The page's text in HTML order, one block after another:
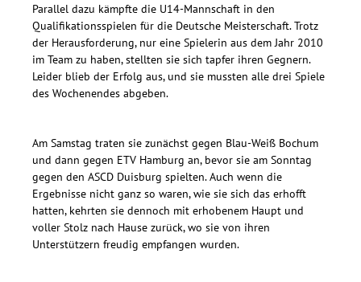
Parallel dazu kämpfte die U14-Mannschaft in den
Qualifikationsspielen für die Deutsche Meisterschaft. Trotz
der Herausforderung, nur eine Spielerin aus dem Jahr 2010
im Team zu haben, stellten sie sich tapfer ihren Gegnern.
Leider blieb der Erfolg aus, und sie mussten alle drei Spiele
des Wochenendes abgeben.
Am Samstag traten sie zunächst gegen Blau-Weiß Bochum
und dann gegen ETV Hamburg an, bevor sie am Sonntag
gegen den ASCD Duisburg spielten. Auch wenn die
Ergebnisse nicht ganz so waren, wie sie sich das erhofft
hatten, kehrten sie dennoch mit erhobenem Haupt und
voller Stolz nach Hause zurück, wo sie von ihren
Unterstützern freudig empfangen wurden.